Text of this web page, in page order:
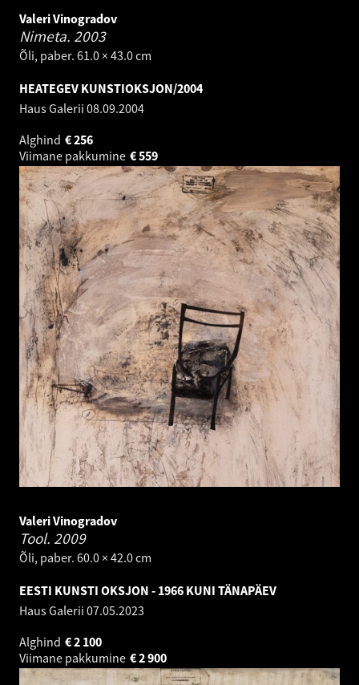
Valeri Vinogradov
Nimeta. 2003
Õli, paber. 61.0 × 43.0 cm
HEATEGEV KUNSTIOKSJON/2004
Haus Galerii 08.09.2004
Alghind
256
€
Viimane pakkumine
559
€
Valeri Vinogradov
Tool. 2009
Õli, paber. 60.0 × 42.0 cm
EESTI KUNSTI OKSJON - 1966 KUNI TÄNAPÄEV
Haus Galerii 07.05.2023
Alghind
2 100
€
Viimane pakkumine
2 900
€